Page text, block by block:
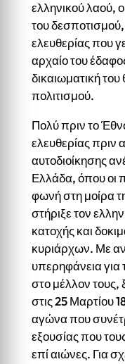
ελληνικού λαού,
του
ελευθερίας που
αρχαίο του
δικαιωματική
πολιτισμού.
Πολύ πριν το
ελευθερίας πριν
αυτοδιοίκησης
Ελλάδα, όπου οι
φωνή στη μοίρα
στήριξε τον
κατοχής και
κυριάρχων. Με
υπερηφάνεια για
στο μέλλον τους,
στις 25 Μαρτίου
αγώνα που
εξουσίας που
επί αιώνες. Για